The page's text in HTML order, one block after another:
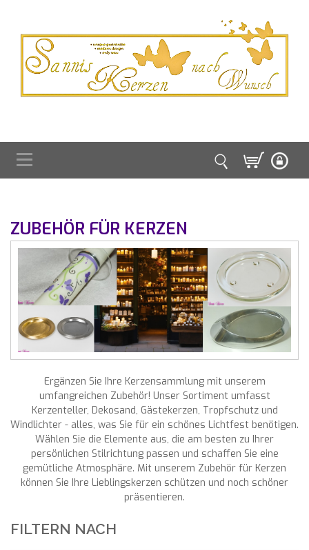
ZUBEHÖR FÜR KERZEN
Ergänzen Sie Ihre Kerzensammlung mit unserem
umfangreichen Zubehör! Unser Sortiment umfasst
Kerzenteller, Dekosand, Gästekerzen, Tropfschutz und
Windlichter - alles, was Sie für ein schönes Lichtfest benötigen.
Wählen Sie die Elemente aus, die am besten zu Ihrer
persönlichen Stilrichtung passen und schaffen Sie eine
gemütliche Atmosphäre. Mit unserem Zubehör für Kerzen
können Sie Ihre Lieblingskerzen schützen und noch schöner
präsentieren.
FILTERN NACH